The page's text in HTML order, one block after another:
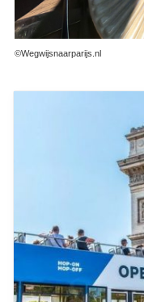
©Wegwijsnaarparijs.nl